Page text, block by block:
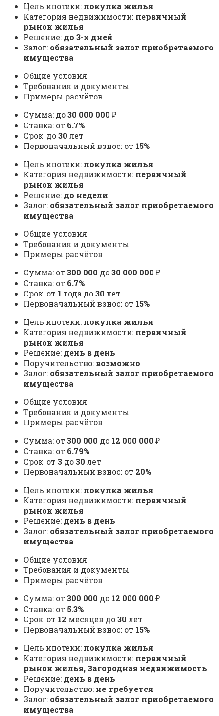
Цель ипотеки: покупка жилья
Категория недвижимости: первичный
рынок жилья
Решение: до 3-х дней
Залог: обязательный залог приобретаемого
имущества
Общие условия
Требования и документы
Примеры расчётов
Сумма: до30 000 000 ₽
Ставка: от 6.7%
Срок: до30 лет
Первоначальный взнос: от 15%
Цель ипотеки: покупка жилья
Категория недвижимости: первичный
рынок жилья
Решение: до недели
Залог: обязательный залог приобретаемого
имущества
Общие условия
Требования и документы
Примеры расчётов
Сумма: от 300 000 до30 000 000 ₽
Ставка: от 6.7%
Срок: от 1 года до30 лет
Первоначальный взнос: от 15%
Цель ипотеки: покупка жилья
Категория недвижимости: первичный
рынок жилья
Решение: день в день
Поручительство: возможно
Залог: обязательный залог приобретаемого
имущества
Общие условия
Требования и документы
Примеры расчётов
Сумма: от 300 000 до 12 000 000 ₽
Ставка: от 6.79%
Срок: от 3 до30 лет
Первоначальный взнос: от 20%
Цель ипотеки: покупка жилья
Категория недвижимости: первичный
рынок жилья
Решение: день в день
Залог: обязательный залог приобретаемого
имущества
Общие условия
Требования и документы
Примеры расчётов
Сумма: от 300 000 до 12 000 000 ₽
Ставка: от 5.3%
Срок: от 12 месяцев до30 лет
Первоначальный взнос: от 15%
Цель ипотеки: покупка жилья
Категория недвижимости: первичный
рынок жилья, Загородная недвижимость
Решение: день в день
Поручительство: не требуется
Залог: обязательный залог приобретаемого
имущества